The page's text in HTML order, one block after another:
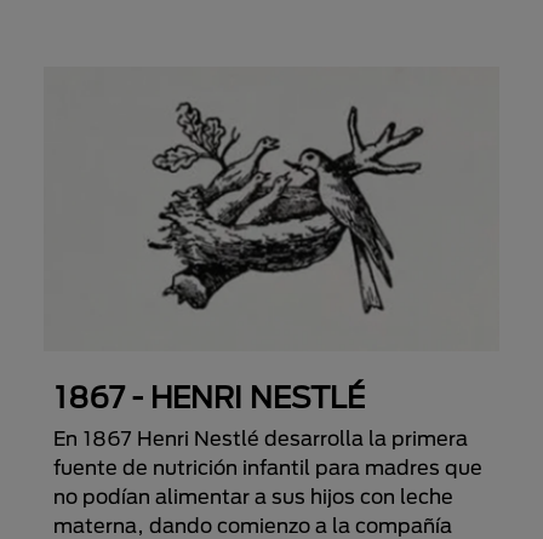
1867 - HENRI NESTLÉ
En 1867 Henri Nestlé desarrolla la primera
fuente de nutrición infantil para madres que
no podían alimentar a sus hijos con leche
materna, dando comienzo a la compañía